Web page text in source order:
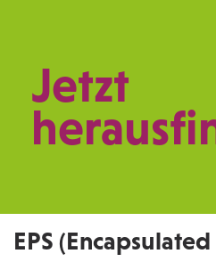
Praxismarketing
Kontakt
Jetzt
EPS